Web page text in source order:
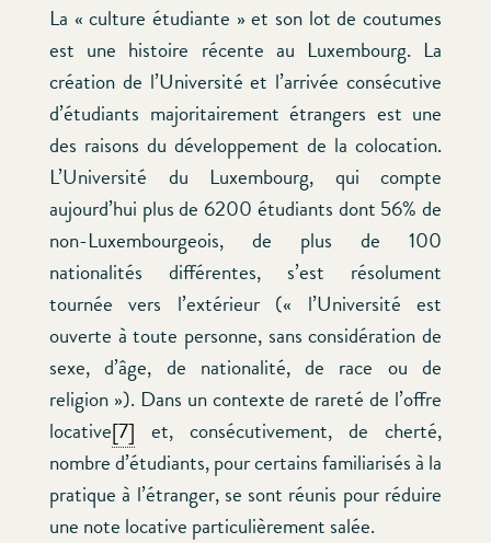
La « culture étudiante » et son lot de coutumes
est une histoire récente au Luxembourg. La
création de l’Université et l’arrivée consécutive
d’étudiants majoritairement étrangers est une
des raisons du développement de la colocation.
L’Université du Luxembourg, qui compte
aujourd’hui plus de 6200 étudiants dont 56% de
non-Luxembourgeois, de plus de 100
nationalités différentes, s’est résolument
tournée vers l’extérieur (« l’Université est
ouverte à toute personne, sans considération de
sexe, d’âge, de nationalité, de race ou de
religion »). Dans un contexte de rareté de l’offre
locative[7] et, consécutivement, de cherté,
nombre d’étudiants, pour certains familiarisés à la
pratique à l’étranger, se sont réunis pour réduire
une note locative particulièrement salée.